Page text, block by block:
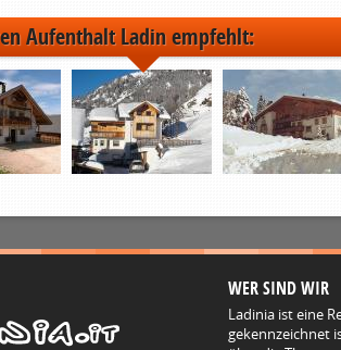
Aufenthalt Ladin empfehlt:
WER SIND WIR
Ladinia ist eine
gekennzeichnet